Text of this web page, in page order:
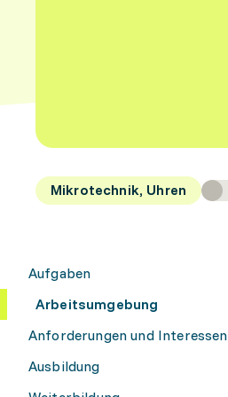
Mikrotechnik, Uhren
Aufgaben
Arbeitsumgebung
Anforderungen und Interessen
Ausbildung